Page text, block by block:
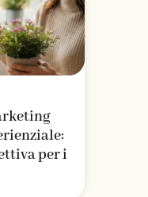
per i